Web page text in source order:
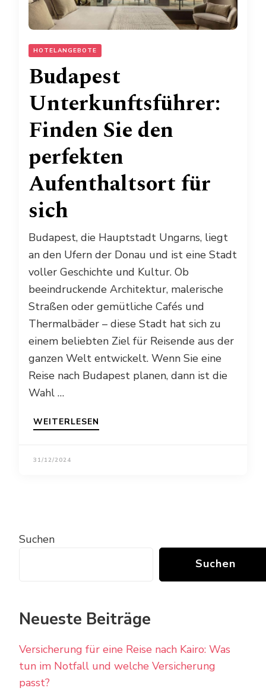
HOTELANGEBOTE
Budapest
Unterkunftsführer:
Finden Sie den
perfekten
Aufenthaltsort für
sich
Budapest, die Hauptstadt Ungarns, liegt
an den Ufern der Donau und ist eine Stadt
voller Geschichte und Kultur. Ob
beeindruckende Architektur, malerische
Straßen oder gemütliche Cafés und
Thermalbäder – diese Stadt hat sich zu
einem beliebten Ziel für Reisende aus der
ganzen Welt entwickelt. Wenn Sie eine
Reise nach Budapest planen, dann ist die
Wahl …
WEITERLESEN
31/12/2024
Suchen
Suchen
Neueste Beiträge
Versicherung für eine Reise nach Kairo: Was
tun im Notfall und welche Versicherung
passt?